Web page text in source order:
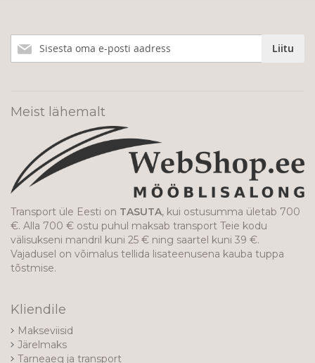
meie
Liitu
Meist lähemalt
Transport üle Eesti on TASUTA, kui ostusumma ületab 700
€. Alla 700 € ostu puhul maksab transport Teie kodu
välisukseni mandril kuni 25 € ning saartel kuni 39 €.
Vajadusel on võimalus tellida lisateenusena kauba tuppa
tõstmise.
Kliendile
Makseviisid
Järelmaks
Tarneaeg ja transport